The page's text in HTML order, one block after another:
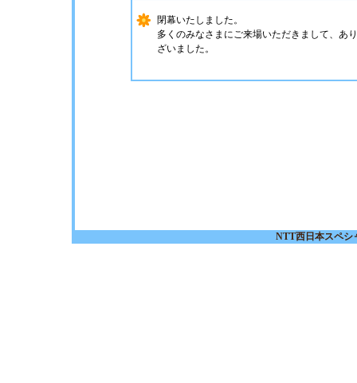
閉幕いたしました。
多くのみなさまにご来場いただきまして、あ
ざいました。
NTT西日本スペ